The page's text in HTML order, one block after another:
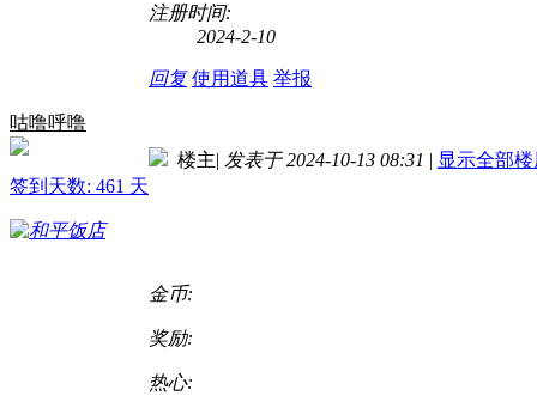
注册时间:
2024-2-10
回复 使用道具 举报
咕噜呼噜
签到天数: 461 天
楼主| 发表于 2024-10-13 08:31 | 显示全部
金币:
奖励:
热心: